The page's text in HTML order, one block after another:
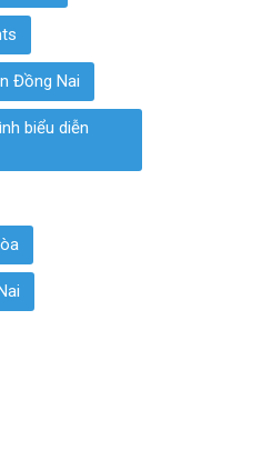
Đồng Nai
biểu diễn